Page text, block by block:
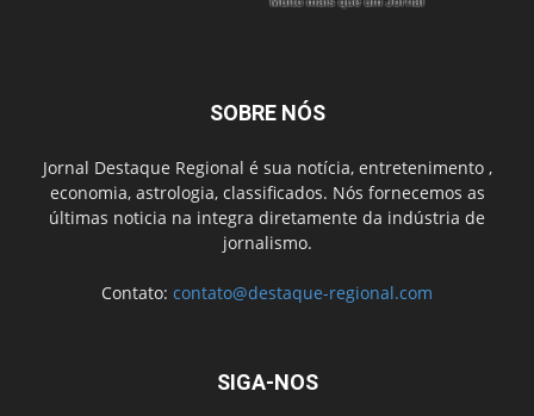
SOBRE NÓS
Jornal Destaque Regional é sua notícia, entretenimento ,
economia, astrologia, classificados. Nós fornecemos as
últimas noticia na integra diretamente da indústria de
jornalismo.
Contato: contato@destaque-regional.com
SIGA-NOS